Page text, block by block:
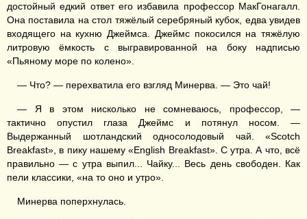
достойный едкий ответ его избавила профессор МакГонагалл.
Она поставила на стол тяжёлый серебряный кубок, едва увидев
входящего на кухню Джеймса. Джеймс покосился на тяжёлую
литровую ёмкость с выгравированной на боку надписью
«Пьяному море по колено».
— Что? — перехватила его взгляд Минерва. — Это чай!
— Я в этом нисколько не сомневаюсь, профессор, —
тактично опустил глаза Джеймс и потянул носом. —
Выдержанный шотландский односолодовый чай. «Scotch
Breakfast», в пику нашему «English Breakfast». С утра. А что, всё
правильно — с утра выпил... Чайку... Весь день свободен. Как
пели классики, «на то оно и утро».
Минерва поперхнулась.